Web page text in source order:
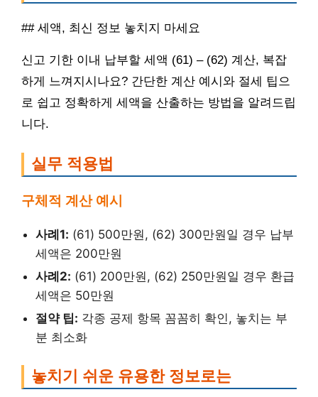
## 세액, 최신 정보 놓치지 마세요
신고 기한 이내 납부할 세액 (61) – (62) 계산, 복잡
하게 느껴지시나요? 간단한 계산 예시와 절세 팁으
로 쉽고 정확하게 세액을 산출하는 방법을 알려드립
니다.
실무 적용법
구체적 계산 예시
사례1: (61) 500만원, (62) 300만원일 경우 납부
세액은 200만원
사례2: (61) 200만원, (62) 250만원일 경우 환급
세액은 50만원
절약 팁: 각종 공제 항목 꼼꼼히 확인, 놓치는 부
분 최소화
놓치기 쉬운 유용한 정보로는